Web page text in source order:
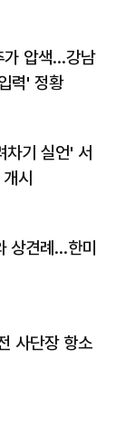
가 압색…강남
력' 정황
차기 실언' 서
시
상견례…한미
사단장 항소